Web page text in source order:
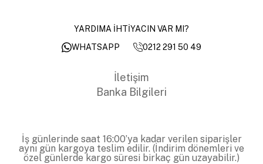
YARDIMA İHTİYACIN VAR MI?
WHATSAPP
0212 291 50 49
İletişim
Banka Bilgileri
İş günlerinde saat 16:00’ya kadar verilen siparişler
aynı gün kargoya teslim edilir. (İndirim dönemleri ve
özel günlerde kargo süresi birkaç gün uzayabilir.)